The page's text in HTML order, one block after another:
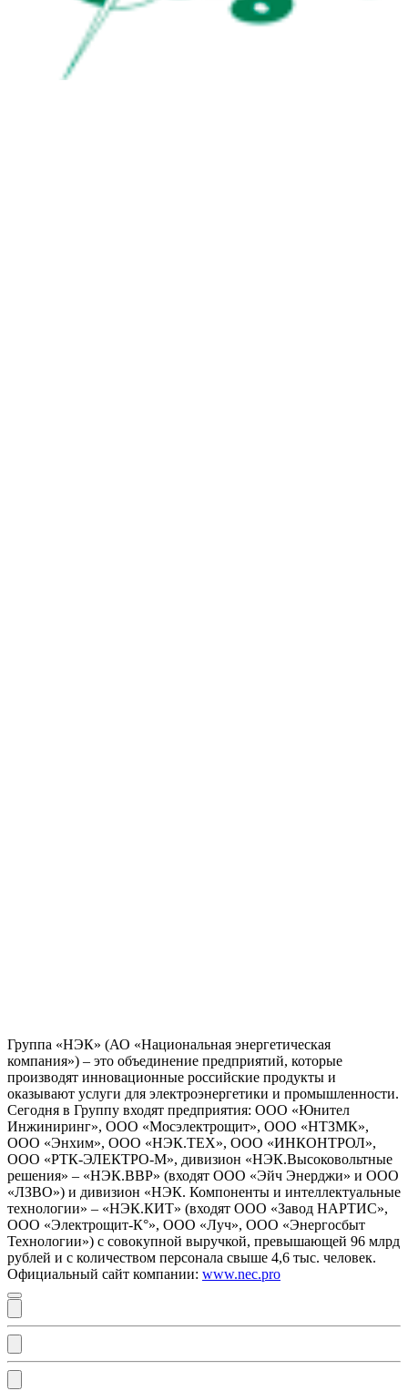
Группа «НЭК» (АО «Национальная энергетическая
компания») – это объединение предприятий, которые
производят инновационные российские продукты и
оказывают услуги для электроэнергетики и промышленности.
Сегодня в Группу входят предприятия: ООО «Юнител
Инжиниринг», ООО «Мосэлектрощит», ООО «НТЗМК»,
ООО «Энхим», ООО «НЭК.ТЕХ», ООО «ИНКОНТРОЛ»,
ООО «РТК-ЭЛЕКТРО-М», дивизион «НЭК.Высоковольтные
решения» – «НЭК.ВВР» (входят ООО «Эйч Энерджи» и ООО
«ЛЗВО») и дивизион «НЭК. Компоненты и интеллектуальные
технологии» – «НЭК.КИТ» (входят ООО «Завод НАРТИС»,
ООО «Электрощит-К°», ООО «Луч», ООО «Энергосбыт
Технологии») с совокупной выручкой, превышающей 96 млрд
рублей и с количеством персонала свыше 4,6 тыс. человек.
Официальный сайт компании: www.nec.pro